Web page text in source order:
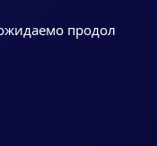
продол